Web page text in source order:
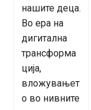
нашите деца.
Во ера на
дигитална
трансформа
ција,
вложувањет
о во нивните